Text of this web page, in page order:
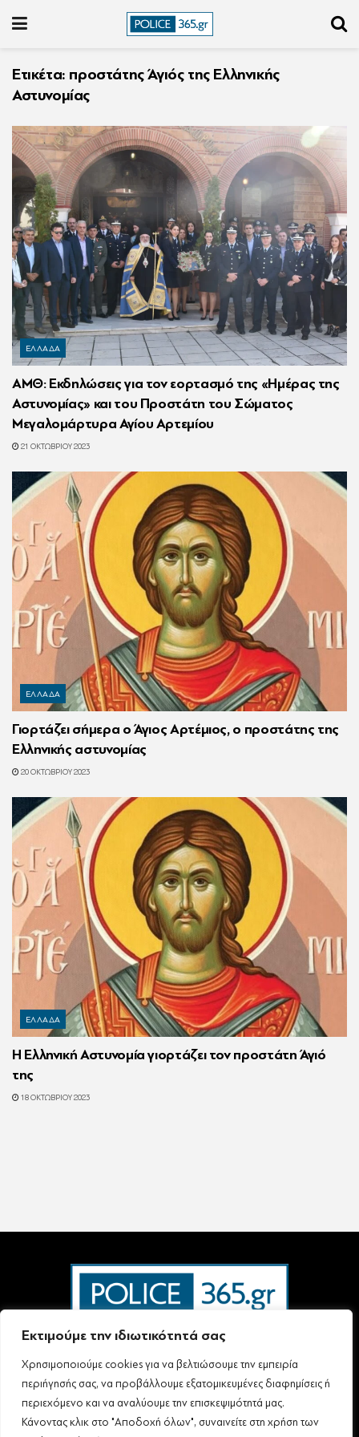
Εκτιμούμε την ιδιωτικότητά σας
Χρησιμοποιούμε cookies για να βελτιώσουμε την εμπειρία
περιήγησής σας, να προβάλλουμε εξατομικευμένες διαφημίσεις ή
περιεχόμενο και να αναλύουμε την επισκεψιμότητά μας.
Κάνοντας κλικ στο "Αποδοχή όλων", συναινείτε στη χρήση των
Ετικέτα: προστάτης Άγιός της Ελληνικής
Αστυνομίας
ΕΛΛΑΔΑ
ΑΜΘ: Εκδηλώσεις για τον εορτασμό της «Ημέρας της
Αστυνομίας» και του Προστάτη του Σώματος
Μεγαλομάρτυρα Αγίου Αρτεμίου
21 ΟΚΤΩΒΡΊΟΥ 2023
ΕΛΛΑΔΑ
Γιορτάζει σήμερα ο Άγιος Αρτέμιος, ο προστάτης της
Ελληνικής αστυνομίας
20 ΟΚΤΩΒΡΊΟΥ 2023
ΕΛΛΑΔΑ
Η Ελληνική Αστυνομία γιορτάζει τον προστάτη Άγιό
της
18 ΟΚΤΩΒΡΊΟΥ 2023
Ταυτότητα – Επικοινωνία
Όροι Χρήσης
Πολιτική Απορρήτου & Προστασίας Προσωπικών Δεδομένων
Δήλωση συμμόρφωσης με τη σύσταση (ΕΕ) 2018/334 L63